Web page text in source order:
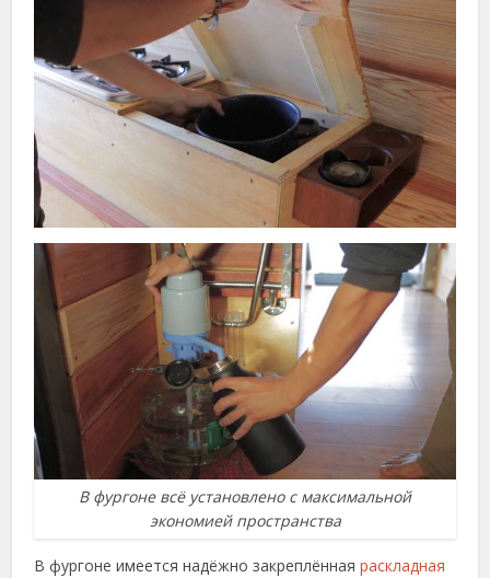
В фургоне всё установлено с максимальной
экономией пространства
В фургоне имеется надёжно закреплённаяраскладная